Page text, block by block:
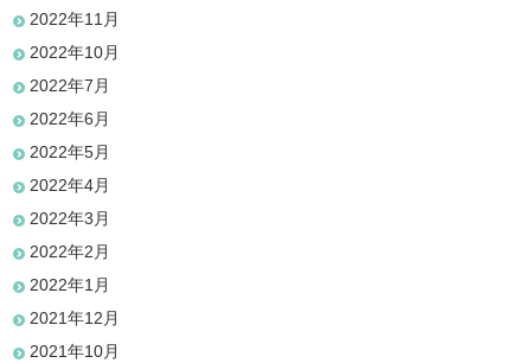
2022年11月
2022年10月
2022年7月
2022年6月
2022年5月
2022年4月
2022年3月
2022年2月
2022年1月
2021年12月
2021年10月